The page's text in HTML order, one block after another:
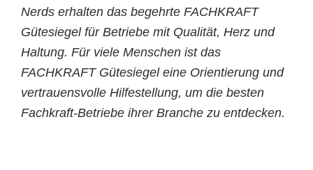
Nerds erhalten das begehrte FACHKRAFT
Gütesiegel für Betriebe mit Qualität, Herz und
Haltung. Für viele Menschen ist das
FACHKRAFT Gütesiegel eine Orientierung und
vertrauensvolle Hilfestellung, um die besten
Fachkraft-Betriebe ihrer Branche zu entdecken.